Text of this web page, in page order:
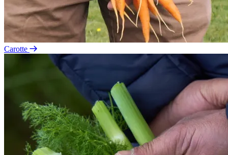
Carotte